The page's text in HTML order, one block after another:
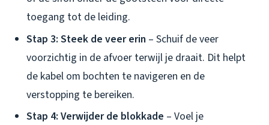
toegang tot de leiding.
Stap 3: Steek de veer erin – Schuif de veer
voorzichtig in de afvoer terwijl je draait. Dit helpt
de kabel om bochten te navigeren en de
verstopping te bereiken.
Stap 4: Verwijder de blokkade – Voel je